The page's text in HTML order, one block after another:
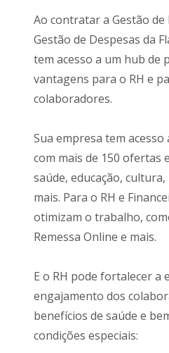
Ao contratar a Gestão de
Gestão de Despesas da
tem acesso a um hub de
vantagens para o RH e
colaboradores.
Sua empresa tem
com mais de 150 ofertas
saúde, educação,
mais. Para o RH e
otimizam o trabalho,
Remessa Online e mais.
E o RH pode fortalecer a
engajamento dos
benefícios de saúde e
condições especiais: